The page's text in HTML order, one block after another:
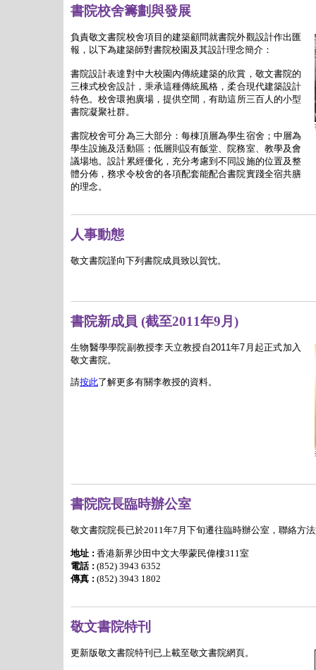
書院校舍籌劃與發展
負責敬文書院校舍項目的建築顧問就書院外觀設計作出匯
報，以下為建築師對書院校園及其設計理念簡介：
書院設計表達對中大校園內傳統建築的欣賞，敬文書院的
三棟式校舍設計， 秉承這種傳統風格，柔合現代建築設計
特色。校舍環抱廣場，提供空間，有助這 所三百人的小型
書院凝聚社群。
書院校舍可分為三大部分：每棟頂層為學生宿舍；中層為
學生設施及活動區；低層則設有飯堂、院務室、教學及會
議場地。設計累經優化，充分考慮到不同設施的位置及整
體分佈，務求令校舍的各項配套能配合書院實踐全宿共膳
的理念。
人事動態
敬文書院謹向下列書院成員致以賀忱。
書院新成員 (截至2011年9月)
生物醫學學院副教授李天立教授自2011年7月起正式加入
敬文書院。
請按此了解更多有關李教授的資料。
書院院長臨時辦公室
敬文書院院長已於2011年7 月下旬遷往臨時辦公室，聯絡方
地址 : 香港新界沙田中文大學蒙民偉樓311室
電話 : (852) 3943 6352
傳真 : (852) 3943 1802
敬文書院特刊
更新版敬文書院特刊已上載至敬文書院網頁。